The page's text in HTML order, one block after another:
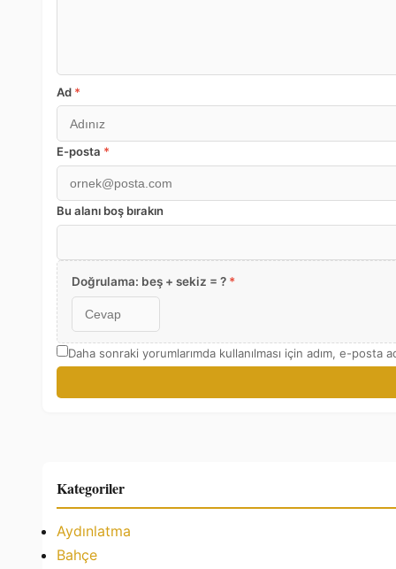
Ad *
E-posta *
Bu alanı boş bırakın
Doğrulama: beş + sekiz = ? *
Daha sonraki yorumlarımda kullanılması için adım, e-
Kategoriler
Aydınlatma
Bahçe